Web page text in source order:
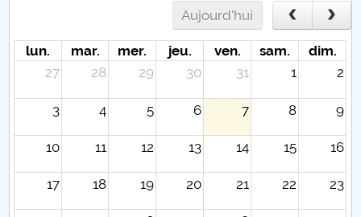
Aujourd'hui
lun. mar. mer. jeu. ven. sam.
dim.
27
28 29 30 31 1 2
3 4 5 6 7 8 9
10 11 12 13 14 15 16
17 18 19 20 21 22 23